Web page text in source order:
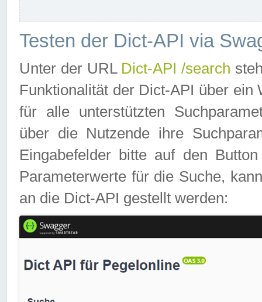
Testen der Dict-API via
Unter der URL Dict-API /search
Funktionalität der Dict-API über
für alle unterstützten
über die Nutzende ihre
Eingabefelder bitte auf den
Parameterwerte für die Suche,
an die Dict-API gestellt werden: